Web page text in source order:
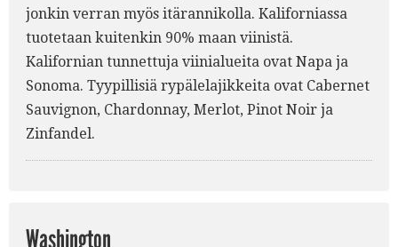
jonkin verran myös itärannikolla. Kaliforniassa
tuotetaan kuitenkin 90% maan viinistä.
Kalifornian tunnettuja viinialueita ovat Napa ja
Sonoma. Tyypillisiä rypälelajikkeita ovat Cabernet
Sauvignon, Chardonnay, Merlot, Pinot Noir ja
Zinfandel.
Washington